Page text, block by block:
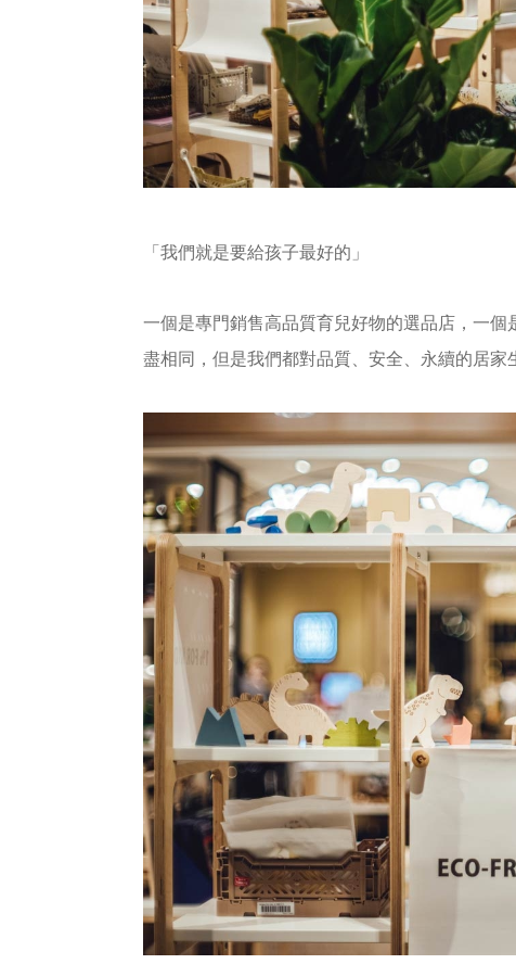
「我們就是要給孩子最好的」
一個是專門銷售高品質育兒好物的選品店，一
盡相同，但是我們都對品質、安全、永續的居家